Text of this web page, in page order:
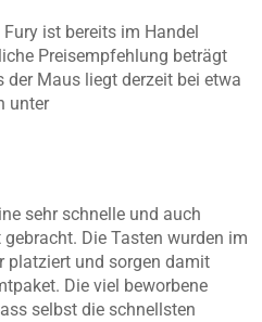
ist bereits im Handel
Preisempfehlung beträgt
der Maus liegt derzeit bei etwa
unter
sehr schnelle und auch
Die Tasten wurden im
platziert und sorgen damit
Die viel beworbene
selbst die schnellsten